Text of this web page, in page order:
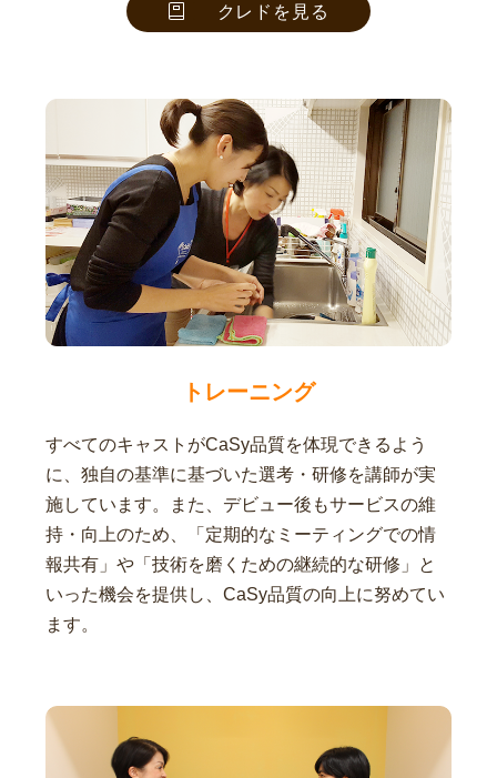
クレドを見る
トレーニング
すべてのキャストがCaSy品質を体現できるよう
に、独自の基準に基づいた選考・研修を講師が実
施しています。また、デビュー後もサービスの維
持・向上のため、「定期的なミーティングでの情
報共有」や「技術を磨くための継続的な研修」と
いった機会を提供し、CaSy品質の向上に努めてい
ます。